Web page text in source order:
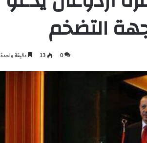
التضخم
0
13 دقيقة واحدة